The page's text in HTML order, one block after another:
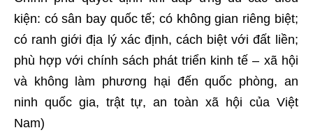
kiện: có sân bay quốc tế; có không gian riêng biệt;
có ranh giới địa lý xác định, cách biệt với đất liền;
phù hợp với chính sách phát triển kinh tế – xã hội
và không làm phương hại đến quốc phòng, an
ninh quốc gia, trật tự, an toàn xã hội của Việt
Nam)